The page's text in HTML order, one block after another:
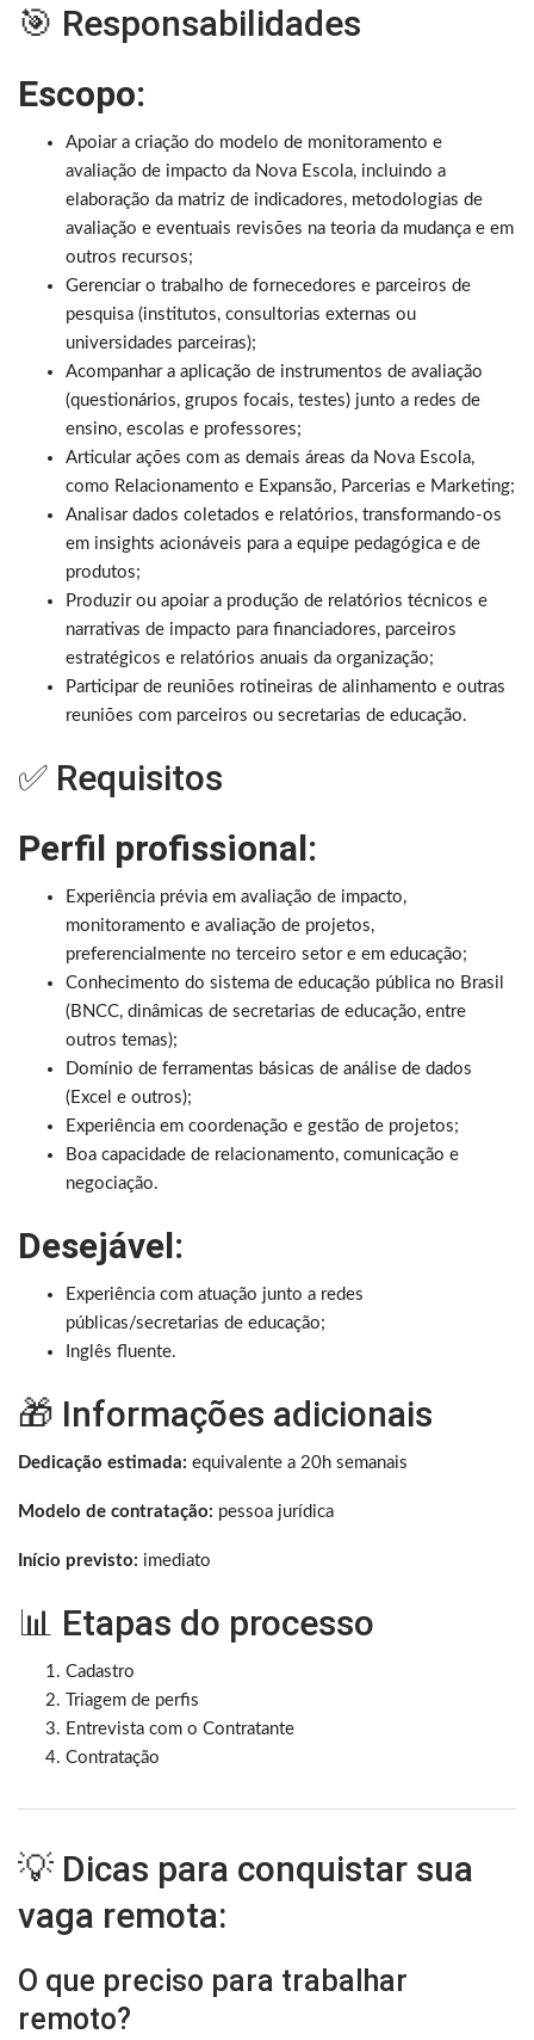
🎯 Responsabilidades
Escopo:
Apoiar a criação do modelo de monitoramento e
avaliação de impacto da Nova Escola, incluindo a
elaboração da matriz de indicadores, metodologias de
avaliação e eventuais revisões na teoria da mudança e em
outros recursos;
Gerenciar o trabalho de fornecedores e parceiros de
pesquisa (institutos, consultorias externas ou
universidades parceiras);
Acompanhar a aplicação de instrumentos de avaliação
(questionários, grupos focais, testes) junto a redes de
ensino, escolas e professores;
Articular ações com as demais áreas da Nova Escola,
como Relacionamento e Expansão, Parcerias e Marketing;
Analisar dados coletados e relatórios, transformando-os
em insights acionáveis para a equipe pedagógica e de
produtos;
Produzir ou apoiar a produção de relatórios técnicos e
narrativas de impacto para financiadores, parceiros
estratégicos e relatórios anuais da organização;
Participar de reuniões rotineiras de alinhamento e outras
reuniões com parceiros ou secretarias de educação.
✅ Requisitos
Perfil profissional:
Experiência prévia em avaliação de impacto,
monitoramento e avaliação de projetos,
preferencialmente no terceiro setor e em educação;
Conhecimento do sistema de educação pública no Brasil
(BNCC, dinâmicas de secretarias de educação, entre
outros temas);
Domínio de ferramentas básicas de análise de dados
(Excel e outros);
Experiência em coordenação e gestão de projetos;
Boa capacidade de relacionamento, comunicação e
negociação.
Desejável:
Experiência com atuação junto a redes
públicas/secretarias de educação;
Inglês fluente.
🎁 Informações adicionais
Dedicação estimada: equivalente a 20h semanais
Modelo de contratação: pessoa jurídica
Início previsto: imediato
📊 Etapas do processo
Cadastro
Triagem de perfis
Entrevista com o Contratante
Contratação
💡 Dicas para conquistar sua
vaga remota:
O que preciso para trabalhar
remoto?